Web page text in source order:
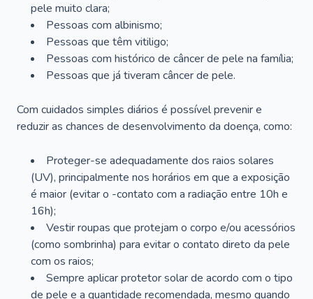
pele muito clara;
Pessoas com albinismo;
Pessoas que têm vitiligo;
Pessoas com histórico de câncer de pele na família;
Pessoas que já tiveram câncer de pele.
Com cuidados simples diários é possível prevenir e
reduzir as chances de desenvolvimento da doença, como:
Proteger-se adequadamente dos raios solares
(UV), principalmente nos horários em que a exposição
é maior (evitar o -contato com a radiação entre 10h e
16h);
Vestir roupas que protejam o corpo e/ou acessórios
(como sombrinha) para evitar o contato direto da pele
com os raios;
Sempre aplicar protetor solar de acordo com o tipo
de pele e a quantidade recomendada, mesmo quando